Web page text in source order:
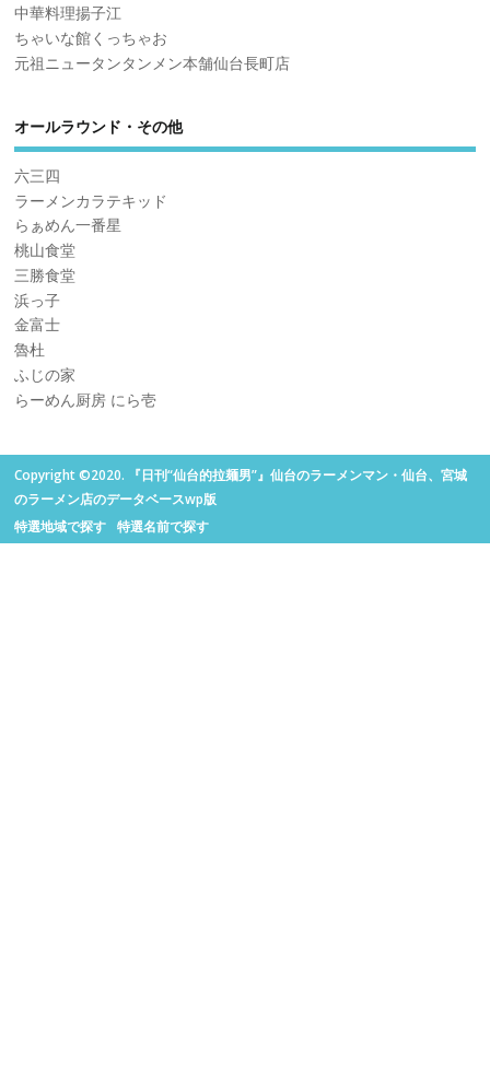
中華料理揚子江
ちゃいな館くっちゃお
元祖ニュータンタンメン本舗仙台長町店
オールラウンド・その他
六三四
ラーメンカラテキッド
らぁめん一番星
桃山食堂
三勝食堂
浜っ子
金富士
魯杜
ふじの家
らーめん厨房 にら壱
Copyright ©2020. 『日刊“仙台的拉麺男”』仙台のラーメンマン・仙台、宮城
のラーメン店のデータベースwp版
特選地域で探す
特選名前で探す